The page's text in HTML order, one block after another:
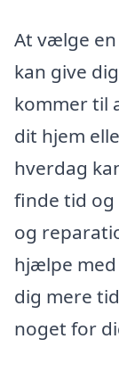
At vælge
kan give
kommer til
dit hjem
hverdag
finde tid og
og
hjælpe
dig mere
noget for